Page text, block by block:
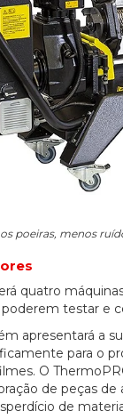
poeiras, menos
quatro
testar e
apresentará a
para o
O
de peças
de